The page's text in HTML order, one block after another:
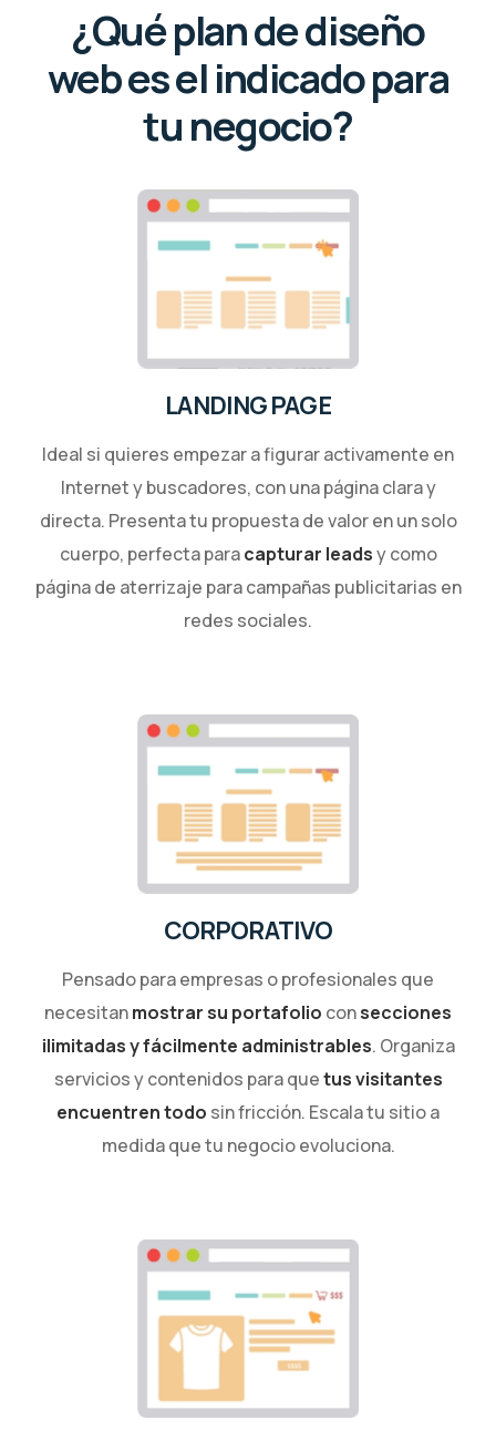
¿Qué plan de diseño
web es el indicado para
tu negocio?
LANDING PAGE
Ideal si quieres empezar a figurar activamente en
Internet y buscadores, con una página clara y
directa. Presenta tu propuesta de valor en un solo
cuerpo, perfecta paracapturar leadsy como
página de aterrizaje para campañas publicitarias en
redes sociales.
CORPORATIVO
Pensado para empresas o profesionales que
necesitanmostrar su portafolio consecciones
ilimitadas y fácilmente administrables. Organiza
servicios y contenidos para quetus visitantes
encuentren todo sin fricción. Escala tu sitio a
medida que tu negocio evoluciona.